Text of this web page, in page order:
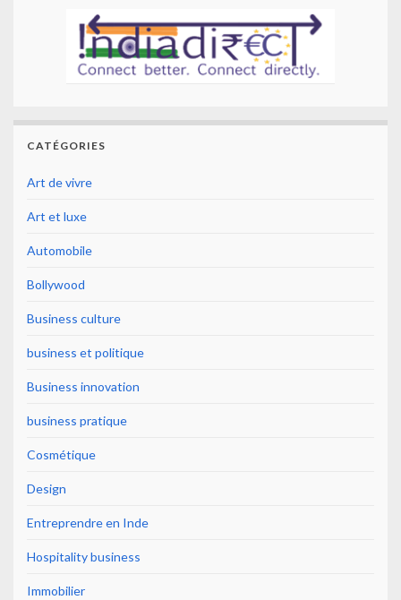
CATÉGORIES
Art de vivre
Art et luxe
Automobile
Bollywood
Business culture
business et politique
Business innovation
business pratique
Cosmétique
Design
Entreprendre en Inde
Hospitality business
Immobilier